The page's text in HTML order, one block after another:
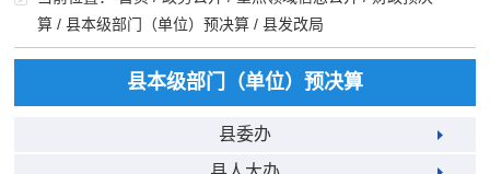
算 /县本级部门（单位）预决算 /县发改局
县本级部门（单位）预决算
县委办